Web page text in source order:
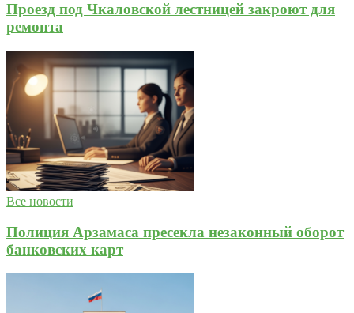
Проезд под Чкаловской лестницей закроют для
ремонта
Все новости
Полиция Арзамаса пресекла незаконный оборот
банковских карт